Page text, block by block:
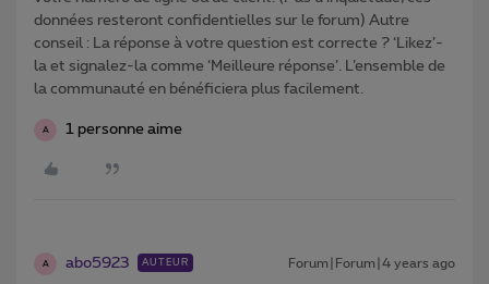
données resteront confidentielles sur le forum) Autre
conseil : La réponse à votre question est correcte ? ‘Likez’-
la et signalez-la comme ‘Meilleure réponse’. L’ensemble de
la communauté en bénéficiera plus facilement.
A 1 personne aime
A abo5923 AUTEUR Forum|Forum|4 years ago